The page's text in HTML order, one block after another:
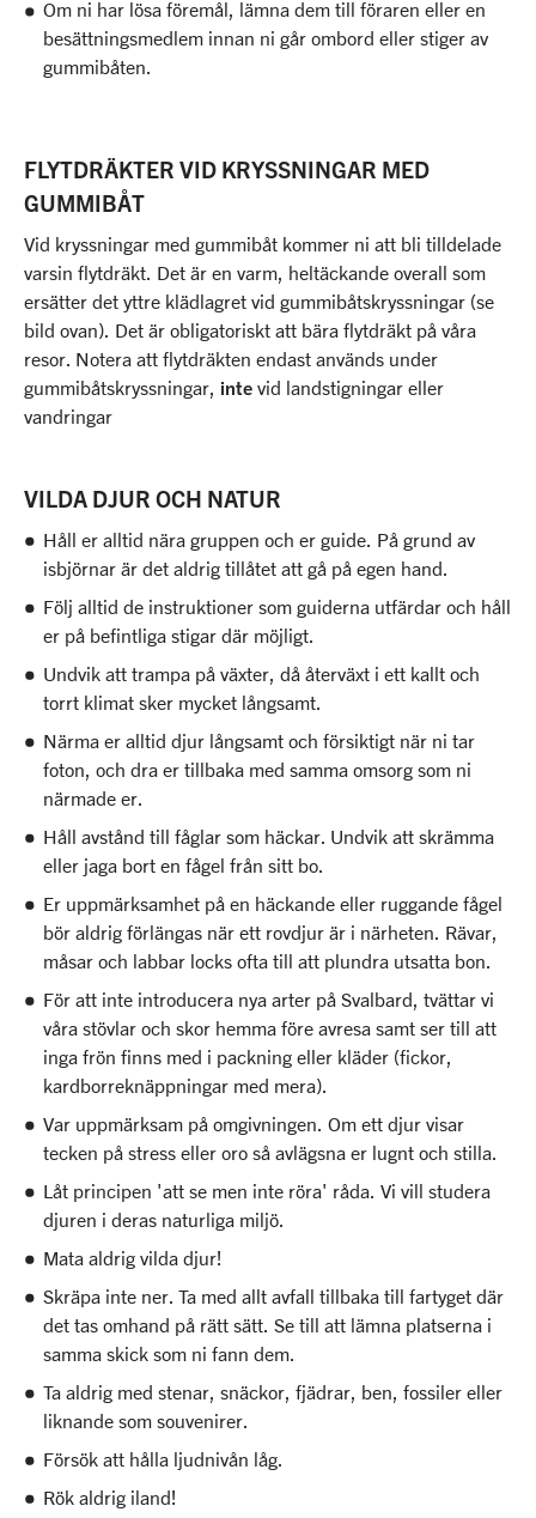
Om ni har lösa föremål, lämna dem till föraren eller en
besättningsmedlem innan ni går ombord eller stiger av
gummibåten.
FLYTDRÄKTER VID KRYSSNINGAR MED
GUMMIBÅT
Vid kryssningar med gummibåt kommer ni att bli tilldelade
varsin flytdräkt. Det är en varm, heltäckande overall som
ersätter det yttre klädlagret vid gummibåtskryssningar (se
bild ovan). Det är obligatoriskt att bära flytdräkt på våra
resor. Notera att flytdräkten endast används under
gummibåtskryssningar, inte vid landstigningar eller
vandringar
VILDA DJUR OCH NATUR
Håll er alltid nära gruppen och er guide. På grund av
isbjörnar är det aldrig tillåtet att gå på egen hand.
Följ alltid de instruktioner som guiderna utfärdar och håll
er på befintliga stigar där möjligt.
Undvik att trampa på växter, då återväxt i ett kallt och
torrt klimat sker mycket långsamt.
Närma er alltid djur långsamt och försiktigt när ni tar
foton, och dra er tillbaka med samma omsorg som ni
närmade er.
Håll avstånd till fåglar som häckar. Undvik att skrämma
eller jaga bort en fågel från sitt bo.
Er uppmärksamhet på en häckande eller ruggande fågel
bör aldrig förlängas när ett rovdjur är i närheten. Rävar,
måsar och labbar locks ofta till att plundra utsatta bon.
För att inte introducera nya arter på Svalbard, tvättar vi
våra stövlar och skor hemma före avresa samt ser till att
inga frön finns med i packning eller kläder (fickor,
kardborreknäppningar med mera).
Var uppmärksam på omgivningen. Om ett djur visar
tecken på stress eller oro så avlägsna er lugnt och stilla.
Låt principen 'att se men inte röra' råda. Vi vill studera
djuren i deras naturliga miljö.
Mata aldrig vilda djur!
Skräpa inte ner. Ta med allt avfall tillbaka till fartyget där
det tas omhand på rätt sätt. Se till att lämna platserna i
samma skick som ni fann dem.
Ta aldrig med stenar, snäckor, fjädrar, ben, fossiler eller
liknande som souvenirer.
Försök att hålla ljudnivån låg.
Rök aldrig iland!